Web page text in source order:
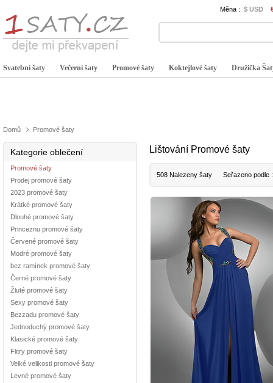
Měna : $ USD
Svatební šaty Večerní šaty Promové šaty Koktejlové šaty Družička
Domů Promové šaty
Kategorie oblečení
Promové šaty
Prodej promové šaty
2023 promové šaty
Krátké promové šaty
Dlouhé promové šaty
Princeznu promové šaty
Červené promové šaty
Modré promové šaty
bez ramínek promové šaty
Černé promové šaty
Žluté promové šaty
Sexy promové šaty
Bezzadu promové šaty
Jednoduchý promové šaty
Klasické promové šaty
Flitry promové šaty
Velké velikosti promové šaty
Levné promové šaty
Lištování Promové šaty
508 Nalezeny šaty Seřazeno podle